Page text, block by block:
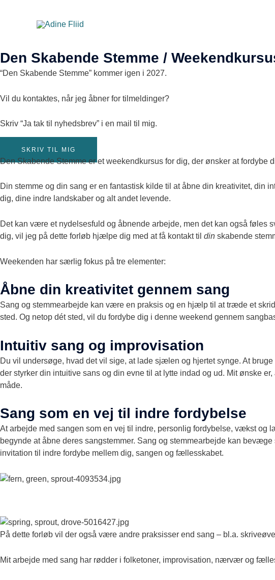
Den Skabende Stemme
Den Skabende Stemme /
“Den Skabende Stemme” kommer igen i 2027.
Vil du kontaktes, når jeg åbner for tilmeldinger?
Skriv “Ja tak til nyhedsbrev” i en mail til mig.
SKRIV TIL MIG
Den Skabende Stemme er et weekendkursus for dig, der ønsker at fordybe
Din stemme og din sang er en fantastisk kilde til at åbne din kreativitet, din
dig, dine indre landskaber og alt andet levende.
Det kan være et nydelsesfuld og åbnende arbejde, men det kan også føles
dig, vil jeg på dette forløb hjælpe dig med at få kontakt til din skabende
Weekenden har særlig fokus på tre elementer:
Åbne din kreativitet gennem sang
Sang og stemmearbejde kan være en praksis og en hjælp til at træde et
sted. Og netop dét sted, vil du fordybe dig i denne weekend gennem
Intuitiv sang og improvisation
Du vil undersøge, hvad det vil sige, at lade sjælen og hjertet synge. At
der styrker din intuitive sans og din evne til at lytte indad og ud. Mit ønske
måde.
Sang som en vej til indre fordybelse
At arbejde med sangen som en vej til indre, personlig fordybelse, vækst og
begynde at åbne deres sangstemmer. Sang og stemmearbejde kan
invitation til indre fordybe mellem dig, sangen og fællesskabet.
På dette forløb vil der også være andre praksisser end sang – bl.a.
Mit arbejde med sang har rødder i folketoner, improvisation, nærvær og